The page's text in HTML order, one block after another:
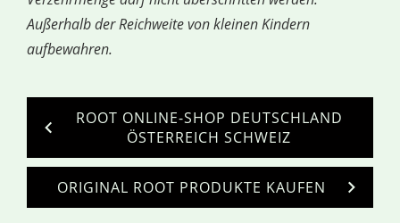
Außerhalb der Reichweite von kleinen Kindern
aufbewahren.
ROOT ONLINE-SHOP DEUTSCHLAND
ÖSTERREICH SCHWEIZ
ORIGINAL ROOT PRODUKTE KAUFEN